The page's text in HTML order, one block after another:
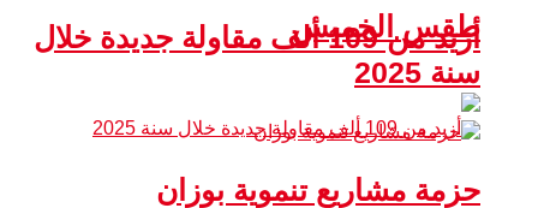
طقس الخميسأزيد من 109 ألف مقاولة جديدة خلال
سنة 2025
حزمة مشاريع تنموية بوزان